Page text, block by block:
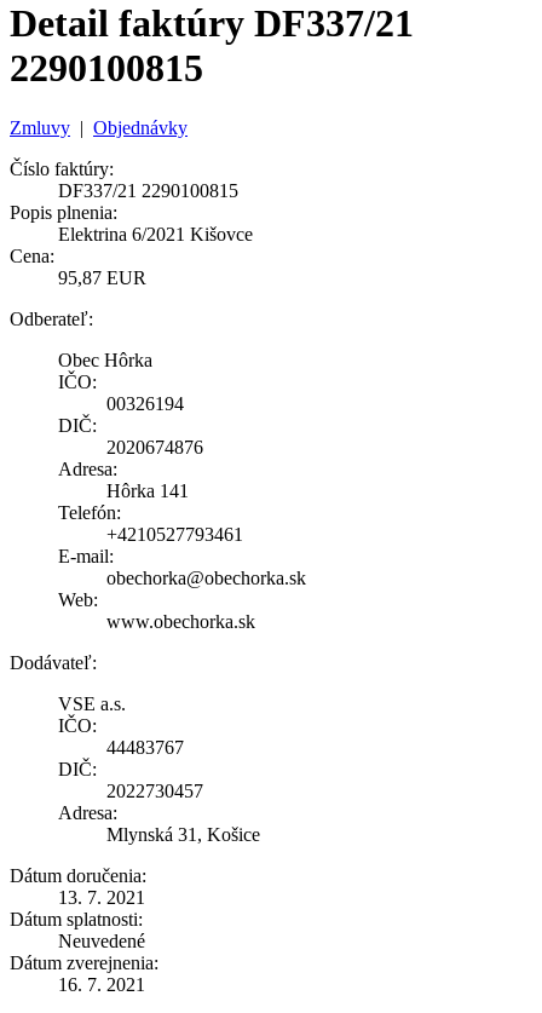
Detail faktúry DF337/21
2290100815
Zmluvy | Objednávky
Číslo faktúry:
DF337/21 2290100815
Popis plnenia:
Elektrina 6/2021 Kišovce
Cena:
95,87 EUR
Odberateľ:
Obec Hôrka
IČO:
00326194
DIČ:
2020674876
Adresa:
Hôrka 141
Telefón:
+4210527793461
E-mail:
obechorka@obechorka.sk
Web:
www.obechorka.sk
Dodávateľ:
VSE a.s.
IČO:
44483767
DIČ:
2022730457
Adresa:
Mlynská 31, Košice
Dátum doručenia:
13. 7. 2021
Dátum splatnosti:
Neuvedené
Dátum zverejnenia:
16. 7. 2021